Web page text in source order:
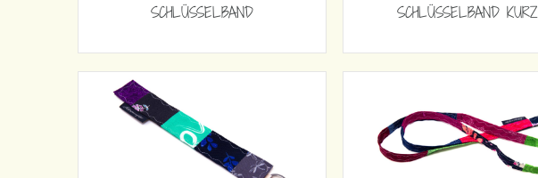
SCHLÜSSELBAND SCHLÜSSELBAND KURZ